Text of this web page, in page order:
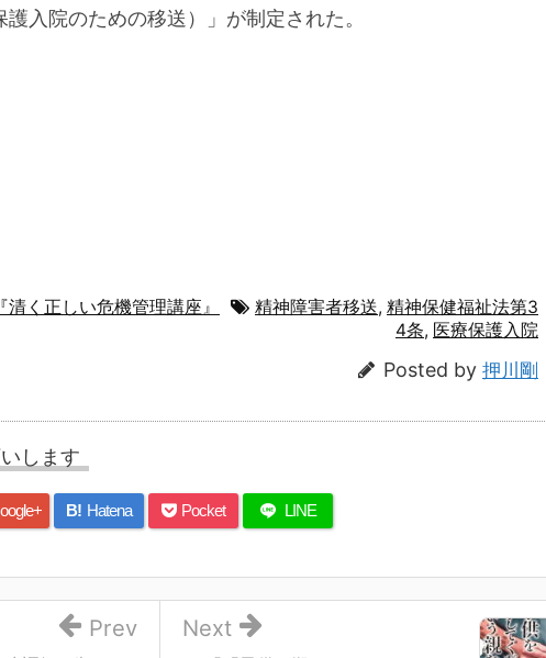
入院のための移送）」が制定された。
く正しい危機管理講座』 精神障害者移送, 精神保健福祉法第3
4条, 医療保護入院
Posted by 押川剛
します
B! Hatena Pocket LINE
Next
Prev